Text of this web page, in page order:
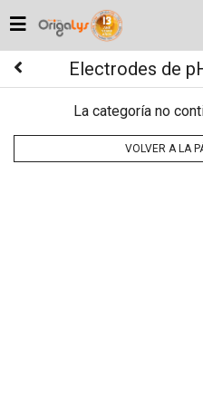
Electrodes de
La categoría no
VOLVER A LA